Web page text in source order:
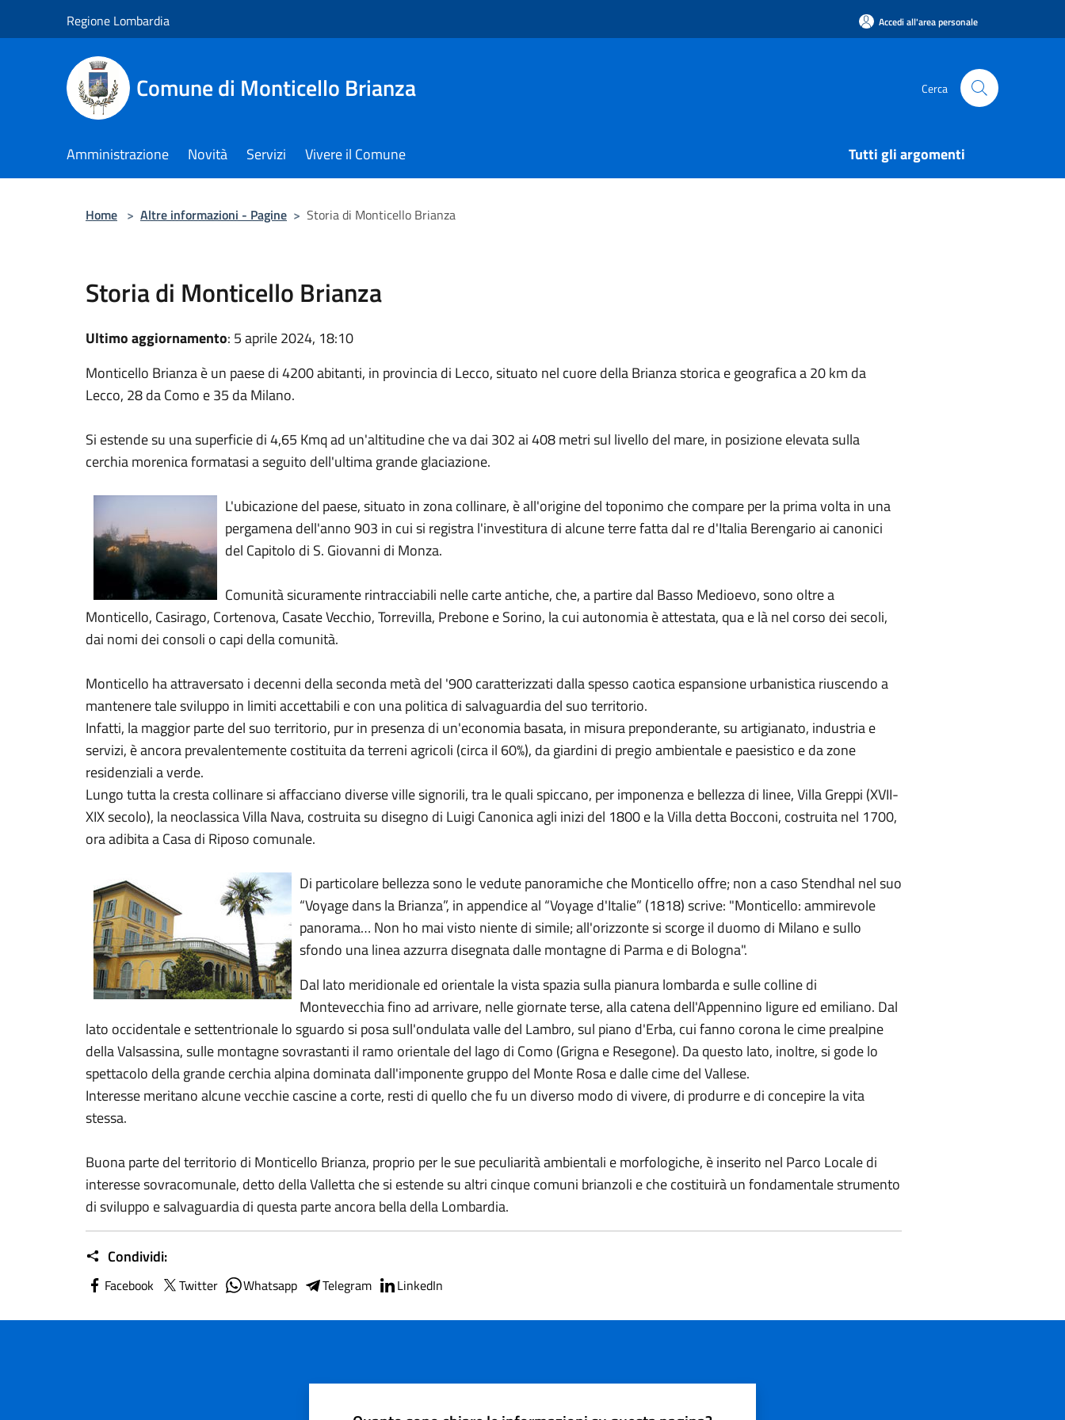
Regione Lombardia Accedi all'area personale
Comune di Monticello Brianza Cerca
Amministrazione Novità Servizi Vivere il Comune Tutti gli argomenti
Home > Altre informazioni - Pagine > Storia di Monticello Brianza
Storia di Monticello Brianza
Ultimo aggiornamento: 5 aprile 2024, 18:10
Monticello Brianza è un paese di 4200 abitanti, in provincia di Lecco, situato nel cuore della Brianza storica e geografica a 20 km da
Lecco, 28 da Como e 35 da Milano.
Si estende su una superficie di 4,65 Kmq ad un'altitudine che va dai 302 ai 408 metri sul livello del mare, in posizione elevata sulla
cerchia morenica formatasi a seguito dell'ultima grande glaciazione.
L'ubicazione del paese, situato in zona collinare, è all'origine del toponimo che compare per la prima volta in una
pergamena dell'anno 903 in cui si registra l'investitura di alcune terre fatta dal re d'Italia Berengario ai canonici
del Capitolo di S. Giovanni di Monza.
Comunità sicuramente rintracciabili nelle carte antiche, che, a partire dal Basso Medioevo, sono oltre a
Monticello, Casirago, Cortenova, Casate Vecchio, Torrevilla, Prebone e Sorino, la cui autonomia è attestata, qua e là nel corso dei secoli,
dai nomi dei consoli o capi della comunità.
Monticello ha attraversato i decenni della seconda metà del '900 caratterizzati dalla spesso caotica espansione urbanistica riuscendo a
mantenere tale sviluppo in limiti accettabili e con una politica di salvaguardia del suo territorio.
Infatti, la maggior parte del suo territorio, pur in presenza di un'economia basata, in misura preponderante, su artigianato, industria e
servizi, è ancora prevalentemente costituita da terreni agricoli (circa il 60%), da giardini di pregio ambientale e paesistico e da zone
residenziali a verde.
Lungo tutta la cresta collinare si affacciano diverse ville signorili, tra le quali spiccano, per imponenza e bellezza di linee, Villa Greppi (XVII-
XIX secolo), la neoclassica Villa Nava, costruita su disegno di Luigi Canonica agli inizi del 1800 e la Villa detta Bocconi, costruita nel 1700,
ora adibita a Casa di Riposo comunale.
Di particolare bellezza sono le vedute panoramiche che Monticello offre; non a caso Stendhal nel suo
“Voyage dans la Brianza”, in appendice al “Voyage d'Italie” (1818) scrive: "Monticello: ammirevole
panorama… Non ho mai visto niente di simile; all'orizzonte si scorge il duomo di Milano e sullo
sfondo una linea azzurra disegnata dalle montagne di Parma e di Bologna".
Dal lato meridionale ed orientale la vista spazia sulla pianura lombarda e sulle colline di
Montevecchia fino ad arrivare, nelle giornate terse, alla catena dell'Appennino ligure ed emiliano. Dal
lato occidentale e settentrionale lo sguardo si posa sull'ondulata valle del Lambro, sul piano d'Erba, cui fanno corona le cime prealpine
della Valsassina, sulle montagne sovrastanti il ramo orientale del lago di Como (Grigna e Resegone). Da questo lato, inoltre, si gode lo
spettacolo della grande cerchia alpina dominata dall'imponente gruppo del Monte Rosa e dalle cime del Vallese.
Interesse meritano alcune vecchie cascine a corte, resti di quello che fu un diverso modo di vivere, di produrre e di concepire la vita
stessa.
Buona parte del territorio di Monticello Brianza, proprio per le sue peculiarità ambientali e morfologiche, è inserito nel Parco Locale di
interesse sovracomunale, detto della Valletta che si estende su altri cinque comuni brianzoli e che costituirà un fondamentale strumento
di sviluppo e salvaguardia di questa parte ancora bella della Lombardia.
Condividi:
Facebook Twitter Whatsapp Telegram LinkedIn